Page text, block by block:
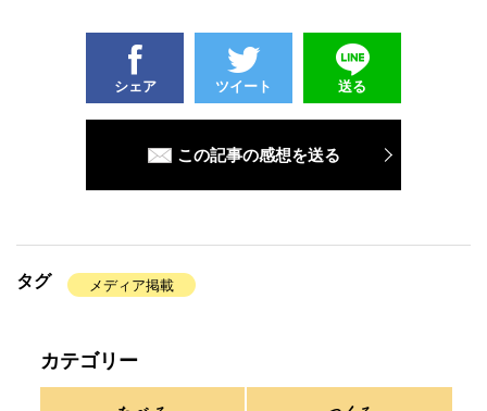
シェア ツイート 送る
この記事の感想を送る
タグ メディア掲載
カテゴリー